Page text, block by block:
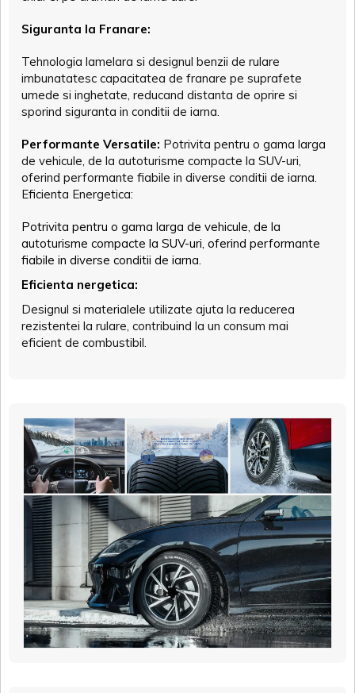
Siguranta la Franare:
Tehnologia lamelara si designul benzii de rulare
imbunatatesc capacitatea de franare pe suprafete
umede si inghetate, reducand distanta de oprire si
sporind siguranta in conditii de iarna.
Performante Versatile: Potrivita pentru o gama larga
de vehicule, de la autoturisme compacte la SUV-uri,
oferind performante fiabile in diverse conditii de iarna.
Eficienta Energetica:
Potrivita pentru o gama larga de vehicule, de la
autoturisme compacte la SUV-uri, oferind performante
fiabile in diverse conditii de iarna.
Eficienta nergetica:
Designul si materialele utilizate ajuta la reducerea
rezistentei la rulare, contribuind la un consum mai
eficient de combustibil.